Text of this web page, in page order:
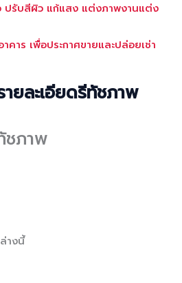
ปรับสีผิว แก้แสง แต่งภาพงานแต่ง
าร เพื่อประกาศขายและปล่อยเช่า
ยละเอียดรีทัชภาพ
ชภาพ
างนี้